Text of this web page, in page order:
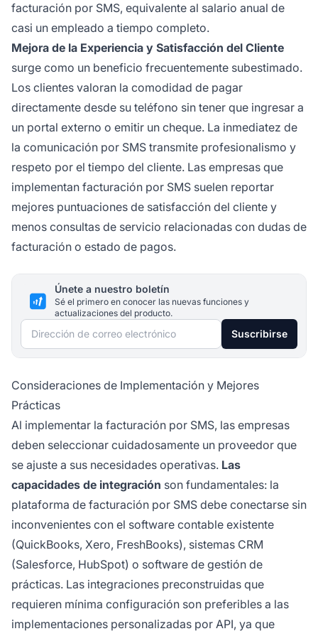
facturación por SMS, equivalente al salario anual de
casi un empleado a tiempo completo.
Mejora de la Experiencia y Satisfacción del Cliente
surge como un beneficio frecuentemente subestimado.
Los clientes valoran la comodidad de pagar
directamente desde su teléfono sin tener que ingresar a
un portal externo o emitir un cheque. La inmediatez de
la comunicación por SMS transmite profesionalismo y
respeto por el tiempo del cliente. Las empresas que
implementan facturación por SMS suelen reportar
mejores puntuaciones de satisfacción del cliente y
menos consultas de servicio relacionadas con dudas de
facturación o estado de pagos.
Únete a nuestro boletín
Sé el primero en conocer las nuevas funciones y
actualizaciones del producto.
Dirección de correo electrónico Suscribirse
Consideraciones de Implementación y Mejores
Prácticas
Al implementar la facturación por SMS, las empresas
deben seleccionar cuidadosamente un proveedor que
se ajuste a sus necesidades operativas. Las
capacidades de integración son fundamentales: la
plataforma de facturación por SMS debe conectarse sin
inconvenientes con el software contable existente
(QuickBooks, Xero, FreshBooks), sistemas CRM
(Salesforce, HubSpot) o software de gestión de
prácticas. Las integraciones preconstruidas que
requieren mínima configuración son preferibles a las
implementaciones personalizadas por API, ya que